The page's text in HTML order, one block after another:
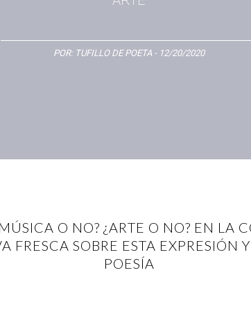
POR: TUFILLO DE POETA- 12/20/2020
O NO? ¿ARTE O NO? EN LA
FRESCA SOBRE ESTA
POESÍA